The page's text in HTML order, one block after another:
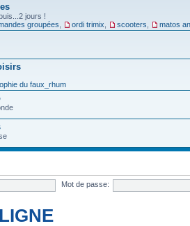
jours !
groupées ordi trimix scooters matos
du faux_rhum
Mot de passe: